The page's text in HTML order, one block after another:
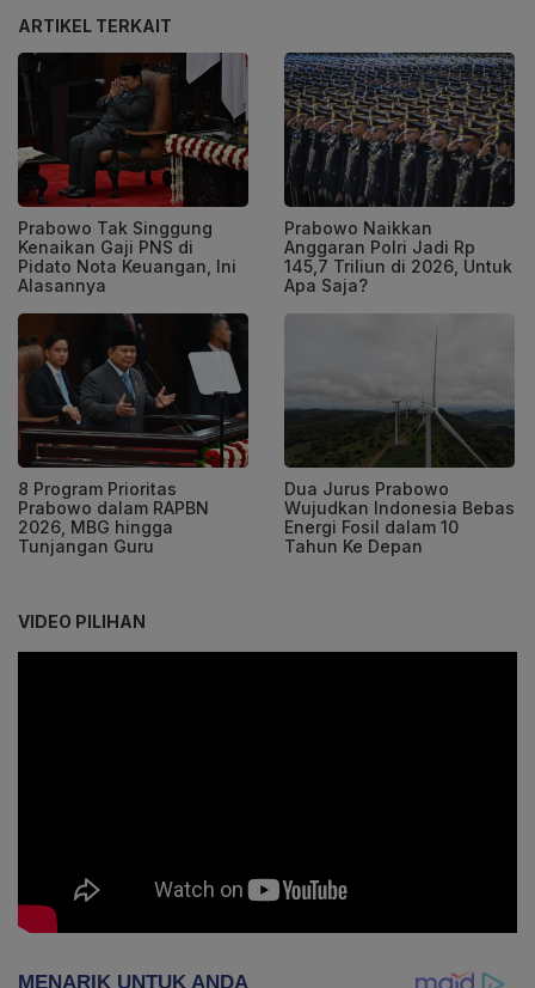
ARTIKEL TERKAIT
Prabowo Tak Singgung
Kenaikan Gaji PNS di
Pidato Nota Keuangan, Ini
Alasannya
Prabowo Naikkan
Anggaran Polri Jadi Rp
145,7 Triliun di 2026, Untuk
Apa Saja?
8 Program Prioritas
Prabowo dalam RAPBN
2026, MBG hingga
Tunjangan Guru
Dua Jurus Prabowo
Wujudkan Indonesia Bebas
Energi Fosil dalam 10
Tahun Ke Depan
VIDEO PILIHAN